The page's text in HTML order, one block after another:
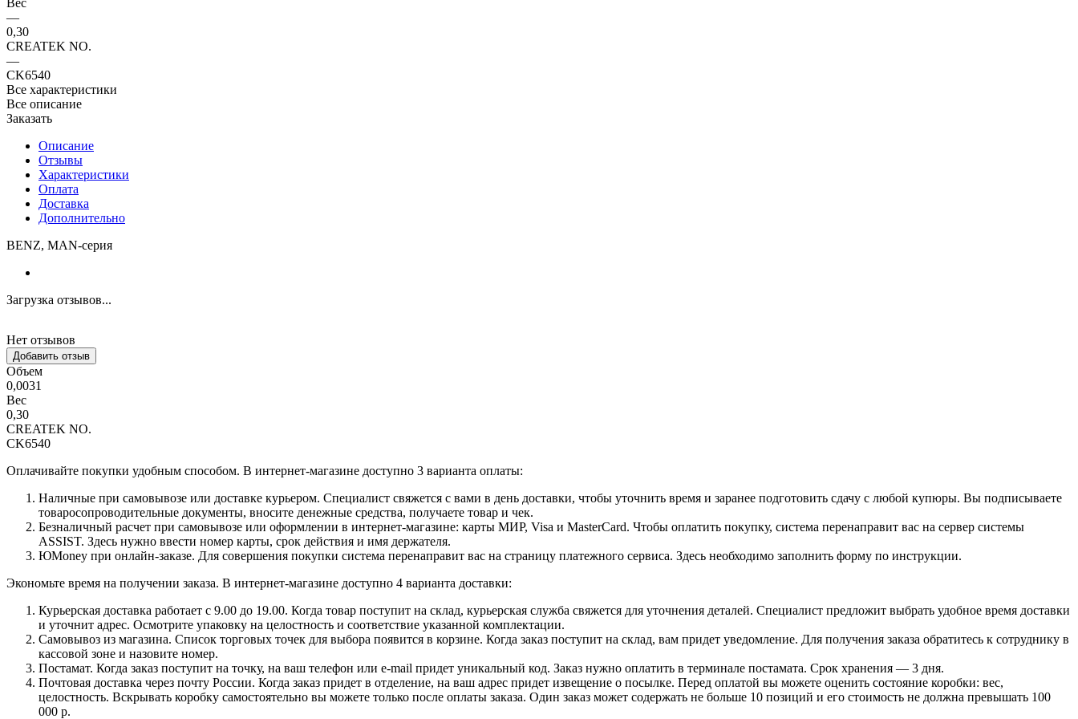
—
0,30
CREATEK NO.
—
CK6540
Все характеристики
Все описание
Заказать
Описание
Отзывы
Характеристики
Оплата
Доставка
Дополнительно
BENZ, MAN-серия
Загрузка отзывов...
Нет отзывов
Добавить отзыв
Объем
0,0031
Вес
0,30
CREATEK NO.
CK6540
Оплачивайте покупки удобным способом. В интернет-магазине доступно 3 варианта оплаты:
Наличные при самовывозе или доставке курьером. Специалист свяжется с вами в день доставки, чтобы уточнить время и заранее подготовить сдачу с любой купюры. Вы подписываете
товаросопроводительные документы, вносите денежные средства, получаете товар и чек.
Безналичный расчет при самовывозе или оформлении в интернет-магазине: карты МИР, Visa и MasterCard. Чтобы оплатить покупку, система перенаправит вас на сервер системы
ASSIST. Здесь нужно ввести номер карты, срок действия и имя держателя.
ЮMoney при онлайн-заказе. Для совершения покупки система перенаправит вас на страницу платежного сервиса. Здесь необходимо заполнить форму по инструкции.
Экономьте время на получении заказа. В интернет-магазине доступно 4 варианта доставки:
Курьерская доставка работает с 9.00 до 19.00. Когда товар поступит на склад, курьерская служба свяжется для уточнения деталей. Специалист предложит выбрать удобное время доставки
и уточнит адрес. Осмотрите упаковку на целостность и соответствие указанной комплектации.
Самовывоз из магазина. Список торговых точек для выбора появится в корзине. Когда заказ поступит на склад, вам придет уведомление. Для получения заказа обратитесь к сотруднику в
кассовой зоне и назовите номер.
Постамат. Когда заказ поступит на точку, на ваш телефон или e-mail придет уникальный код. Заказ нужно оплатить в терминале постамата. Срок хранения — 3 дня.
Почтовая доставка через почту России. Когда заказ придет в отделение, на ваш адрес придет извещение о посылке. Перед оплатой вы можете оценить состояние коробки: вес,
целостность. Вскрывать коробку самостоятельно вы можете только после оплаты заказа. Один заказ может содержать не больше 10 позиций и его стоимость не должна превышать 100
000 р.